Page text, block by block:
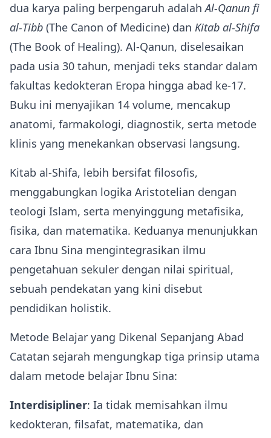
dua karya paling berpengaruh adalahAl‑Qanun fi
al‑Tibb (The Canon of Medicine) dan Kitab al‑Shifa
(The Book of Healing). Al‑Qanun, diselesaikan
pada usia 30 tahun, menjadi teks standar dalam
fakultas kedokteran Eropa hingga abad ke‑17.
Buku ini menyajikan 14 volume, mencakup
anatomi, farmakologi, diagnostik, serta metode
klinis yang menekankan observasi langsung.
Kitab al‑Shifa, lebih bersifat filosofis,
menggabungkan logika Aristotelian dengan
teologi Islam, serta menyinggung metafisika,
fisika, dan matematika. Keduanya menunjukkan
cara Ibnu Sina mengintegrasikan ilmu
pengetahuan sekuler dengan nilai spiritual,
sebuah pendekatan yang kini disebut
pendidikan holistik.
Metode Belajar yang Dikenal Sepanjang Abad
Catatan sejarah mengungkap tiga prinsip utama
dalam metode belajar Ibnu Sina:
Interdisipliner: Ia tidak memisahkan ilmu
kedokteran, filsafat, matematika, dan